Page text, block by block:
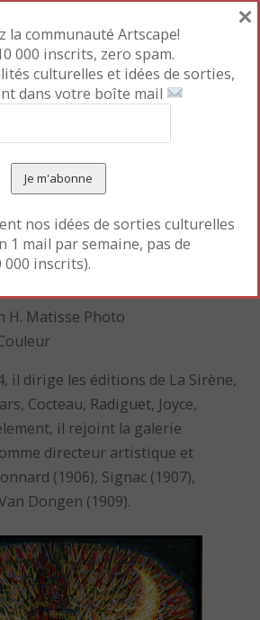
,Nu assis. Titre attribué :
Huile sur toile
Musée de Grenoble –
H. Matisse Photo
il dirige les éditions de La Sirène,
Cocteau, Radiguet, Joyce,
il rejoint la galerie
directeur artistique et
(1906), Signac (1907),
Dongen (1909).
la communauté Artscape!
000 inscrits, zero spam.
culturelles et idées de sorties,
dans votre boîte mail
nos idées de sorties culturelles
1 mail par semaine, pas de
000 inscrits).
×